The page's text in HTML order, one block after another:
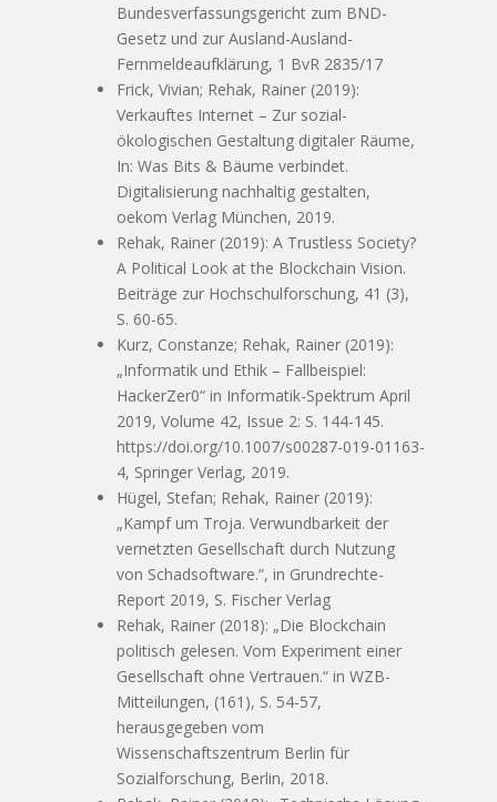
Bundesverfassungsgericht zum BND-
Gesetz und zur Ausland-Ausland-
Fernmeldeaufklärung, 1 BvR 2835/17
Frick, Vivian; Rehak, Rainer (2019):
Verkauftes Internet – Zur sozial-
ökologischen Gestaltung digitaler Räume,
In: Was Bits & Bäume verbindet.
Digitalisierung nachhaltig gestalten,
oekom Verlag München, 2019.
Rehak, Rainer (2019): A Trustless Society?
A Political Look at the Blockchain Vision.
Beiträge zur Hochschulforschung, 41 (3),
S. 60-65.
Kurz, Constanze; Rehak, Rainer (2019):
„Informatik und Ethik – Fallbeispiel:
HackerZer0“ in Informatik-Spektrum April
2019, Volume 42, Issue 2: S. 144-145.
https://doi.org/10.1007/s00287-019-01163-
4, Springer Verlag, 2019.
Hügel, Stefan; Rehak, Rainer (2019):
„Kampf um Troja. Verwundbarkeit der
vernetzten Gesellschaft durch Nutzung
von Schadsoftware.“, in Grundrechte-
Report 2019, S. Fischer Verlag
Rehak, Rainer (2018): „Die Blockchain
politisch gelesen. Vom Experiment einer
Gesellschaft ohne Vertrauen.“ in WZB-
Mitteilungen, (161), S. 54-57,
herausgegeben vom
Wissenschaftszentrum Berlin für
Sozialforschung, Berlin, 2018.